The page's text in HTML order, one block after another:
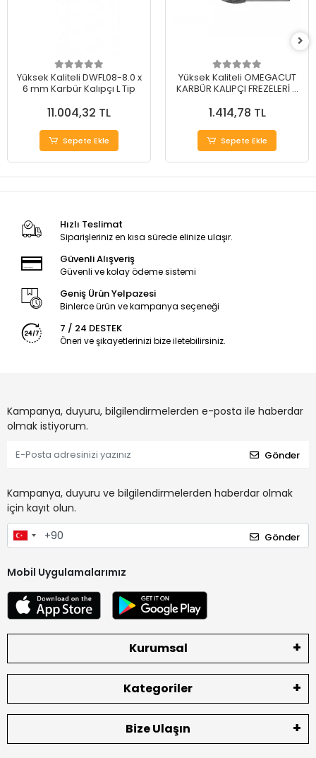
Yüksek Kaliteli DWFL08-8.0 x
6 mm Karbür Kalıpçı L Tip
11.004,32 TL
Sepete Ekle
Yüksek Kaliteli OMEGACUT
KARBÜR KALIPÇI FREZELERİ H
1.414,78 TL
Sepete Ekle
Hızlı Teslimat
Siparişleriniz en kısa sürede elinize ulaşır.
Güvenli Alışveriş
Güvenli ve kolay ödeme sistemi
Geniş Ürün Yelpazesi
Binlerce ürün ve kampanya seçeneği
7 / 24 DESTEK
Öneri ve şikayetlerinizi bize iletebilirsiniz.
Kampanya, duyuru, bilgilendirmelerden e-posta ile haberdar
olmak istiyorum.
Gönder
Kampanya, duyuru ve bilgilendirmelerden haberdar olmak
için kayıt olun.
Gönder
Mobil Uygulamalarımız
Kurumsal
Kategoriler
Bize Ulaşın